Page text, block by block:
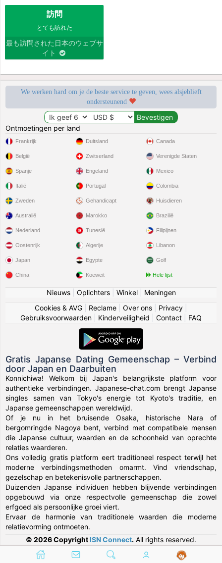
訪問
とても訪れた
最も訪問された日本のウェブサ
イト
We werken hard om je de beste service te geven, wees alsjeblieft
ondersteunend
Ontmoetingen per land
Frankrijk
België
Spanje
Italië
Zweden
Duitsland
Zwitserland
Engeland
Portugal
Gehandicapt
Canada
Verenigde Staten
Mexico
Colombia
Huisdieren
Australië
Nederland
Oostenrijk
Japan
China
Marokko
Tunesië
Algerije
Egypte
Koeweit
Brazilië
Filipijnen
Libanon
Golf
Hele lijst
Nieuws| Oplichters| Winkel| Meningen
Cookies & AVG
Reclame Over ons Privacy
Gebruiksvoorwaarden
Kinderveiligheid Contact FAQ
Gratis Japanse Dating Gemeenschap – Verbind
door Japan en Daarbuiten
Konnichiwa! Welkom bij Japan's belangrijkste platform voor
authentieke verbindingen. Japanese-chat.com brengt Japanse
singles samen van Tokyo's energie tot Kyoto's traditie, en
Japanse gemeenschappen wereldwijd.
Of je nu in het bruisende Osaka, historische Nara of
bergomringde Nagoya bent, verbind met compatibele mensen
die Japanse cultuur, waarden en de schoonheid van oprechte
relaties waarderen.
Ons volledig gratis platform eert traditioneel respect terwijl het
moderne verbindingsmethoden omarmt. Vind vriendschap,
gezelschap en betekenisvolle partnerschappen.
Duizenden Japanse individuen hebben blijvende verbindingen
opgebouwd via onze respectvolle gemeenschap die zowel
erfgoed als persoonlijke groei viert.
Ervaar de harmonie van traditionele waarden die moderne
relatievorming ontmoeten.
© 2026 Copyright ISN Connect. All rights reserved.